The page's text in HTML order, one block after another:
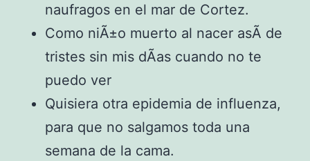
naufragos en el mar de Cortez.
Como niÃ±o muerto al nacer asÃ­ de
tristes sin mis dÃ­as cuando no te
puedo ver
Quisiera otra epidemia de influenza,
para que no salgamos toda una
semana de la cama.